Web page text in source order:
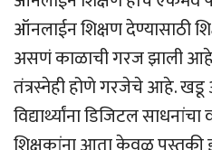
ऑनलाईन शिक्षण देण्यासाठी
असणं काळाची गरज झाली
तंत्रस्नेही होणे गरजेचे आहे.
विद्यार्थ्यांना डिजिटल